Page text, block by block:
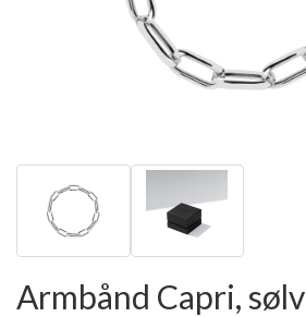
Armbånd Capri, sølv